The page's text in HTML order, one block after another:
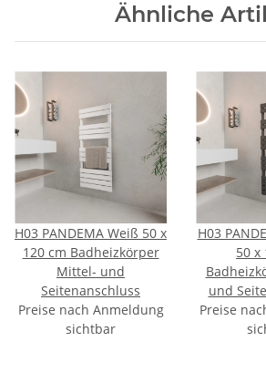
Ähnliche
H03 PANDEMA Weiß 50 x
120 cm Badheizkörper
Mittel- und
Seitenanschluss
Preise nach Anmeldung
sichtbar
H03
50 x
und
Preise